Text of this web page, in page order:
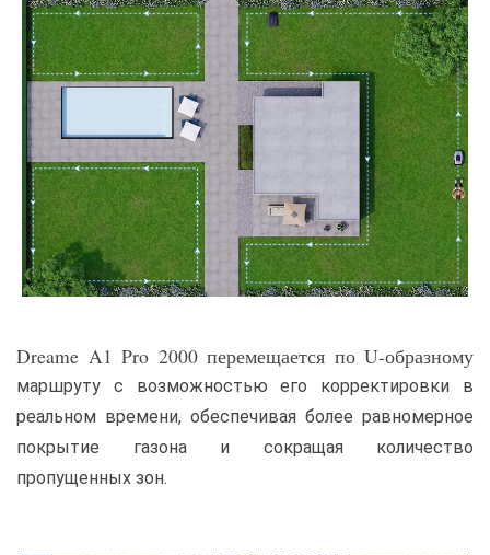
Dreame A1 Pro 2000 перемещается по U-образному
маршруту с возможностью его корректировки в
реальном времени, обеспечивая более равномерное
покрытие газона и сокращая количество
пропущенных зон.